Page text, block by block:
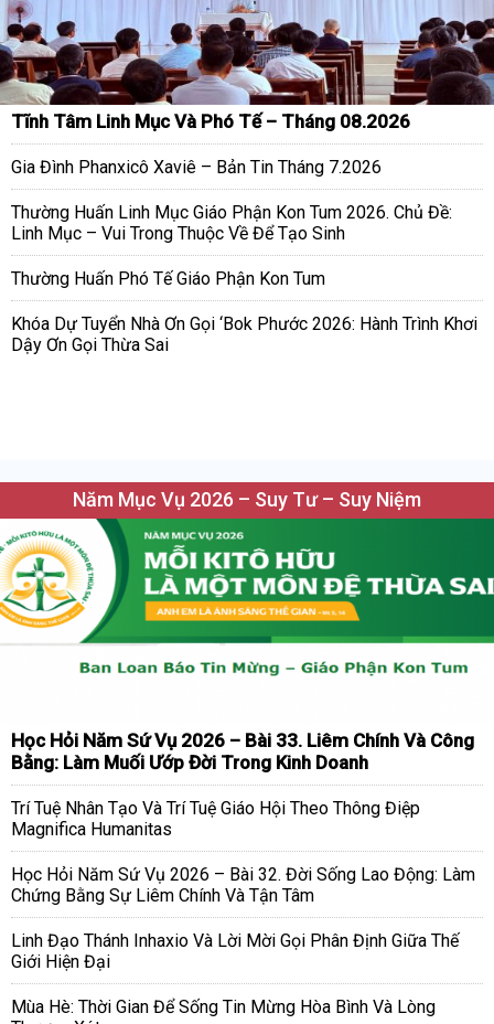
Tĩnh Tâm Linh Mục Và Phó Tế – Tháng 08.2026
Gia Đình Phanxicô Xaviê – Bản Tin Tháng 7.2026
Thường Huấn Linh Mục Giáo Phận Kon Tum 2026. Chủ Đề:
Linh Mục – Vui Trong Thuộc Về Để Tạo Sinh
Thường Huấn Phó Tế Giáo Phận Kon Tum
Khóa Dự Tuyển Nhà Ơn Gọi ‘Bok Phước 2026: Hành Trình Khơi
Dậy Ơn Gọi Thừa Sai
Năm Mục Vụ 2026 – Suy Tư – Suy Niệm
Học Hỏi Năm Sứ Vụ 2026 – Bài 33. Liêm Chính Và Công
Bằng: Làm Muối Ướp Đời Trong Kinh Doanh
Trí Tuệ Nhân Tạo Và Trí Tuệ Giáo Hội Theo Thông Điệp
Magnifica Humanitas
Học Hỏi Năm Sứ Vụ 2026 – Bài 32. Đời Sống Lao Động: Làm
Chứng Bằng Sự Liêm Chính Và Tận Tâm
Linh Đạo Thánh Inhaxio Và Lời Mời Gọi Phân Định Giữa Thế
Giới Hiện Đại
Mùa Hè: Thời Gian Để Sống Tin Mừng Hòa Bình Và Lòng